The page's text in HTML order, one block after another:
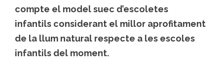
compte el model suec d’escoletes
infantils considerant el millor aprofitament
de la llum natural respecte a les escoles
infantils del moment.